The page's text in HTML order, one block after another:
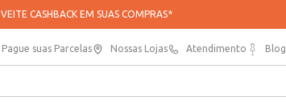
CASHBACK EM SUAS COMPRAS*
Pague suas Parcelas Nossas Lojas Atendimento Blog